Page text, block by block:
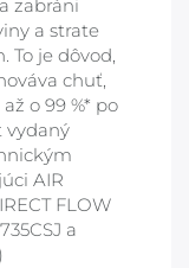
zabráni
a strate
To je dôvod,
chuť,
o 99 %* po
vydaný
AIR
FLOW
a